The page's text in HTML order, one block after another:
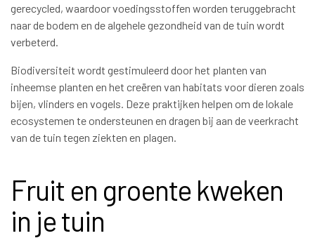
gerecycled, waardoor voedingsstoffen worden teruggebracht
naar de bodem en de algehele gezondheid van de tuin wordt
verbeterd.
Biodiversiteit wordt gestimuleerd door het planten van
inheemse planten en het creëren van habitats voor dieren zoals
bijen, vlinders en vogels. Deze praktijken helpen om de lokale
ecosystemen te ondersteunen en dragen bij aan de veerkracht
van de tuin tegen ziekten en plagen.
Fruit en groente kweken
in je tuin